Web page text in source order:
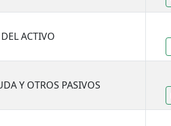
ACTIVO
Y OTROS PASIVOS